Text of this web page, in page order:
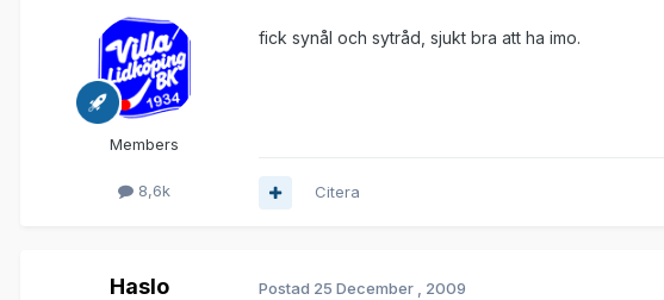
Members
8,6k
fick synål och sytråd, sjukt bra att ha imo.
Citera
Haslo Postad 25 December , 2009